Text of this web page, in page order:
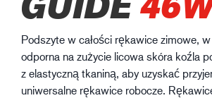
Podszyte w całości rękawice zimowe,
odporna na zużycie licowa skóra koźla
z elastyczną tkaniną, aby uzyskać
uniwersalne rękawice robocze.